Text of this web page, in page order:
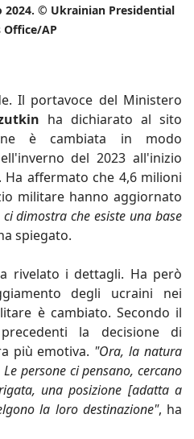
2024. © Ukrainian Presidential
Office/AP
Il portavoce del Ministero
ha dichiarato al sito
è cambiata in modo
del 2023 all'inizio
affermato che 4,6 milioni
militare hanno aggiornato
ci dimostra che esiste una base
spiegato.
rivelato i dettagli. Ha però
degli ucraini nei
è cambiato. Secondo il
la decisione di
più emotiva. "Ora, la natura
persone ci pensano, cercano
una posizione [adatta a
la loro destinazione", ha